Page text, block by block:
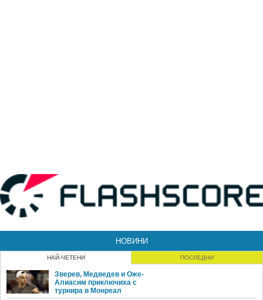
НОВИНИ
НАЙ-ЧЕТЕНИ ПОСЛЕДНИ
Зверев, Медведев и Оже-
Алиасим приключиха с
турнира в Монреал